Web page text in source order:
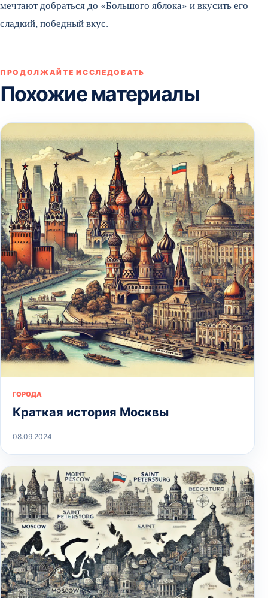
мечтают добраться до «Большого яблока» и вкусить его
сладкий, победный вкус.
ПРОДОЛЖАЙТЕ ИССЛЕДОВАТЬ
Похожие материалы
ГОРОДА
Краткая история Москвы
08.09.2024